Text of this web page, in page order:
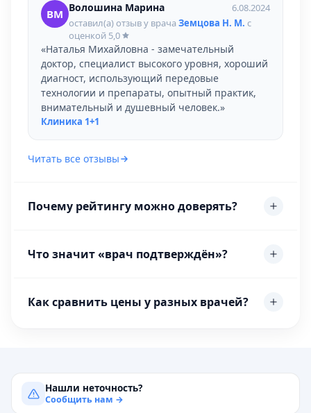
ВМ Волошина Марина
6.08.2024
оставил(а) отзыв у врачаЗемцова Н. М. с
оценкой 5,0
«Наталья Михайловна - замечательный
доктор, специалист высокого уровня, хороший
диагност, использующий передовые
технологии и препараты, опытный практик,
внимательный и душевный человек.»
Клиника 1+1
Читать все отзывы
Почему рейтингу можно доверять?
Что значит «врач подтверждён»?
Как сравнить цены у разных врачей?
Нашли неточность?
Сообщить нам →